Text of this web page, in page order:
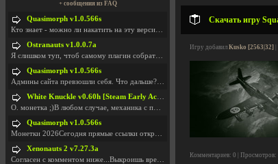
Скачать игру
Игру добавил Kusko [2563|32]
Комментариев: 0 | Просмотров:
+ сообщения из FAQ
Quasimorph v1.0.566s
Кто знает - можно ли накатить на эту версию моды?
Ostranauts v1.0.0.7a
Я слишком туп, чтоб самому плагин собрать. И что-т
Quasimorph v1.0.566s
Админы сайта превзошли себя. Что дальше? Засунь се
White Knuckle v0.60h [Steam Early Access]
О. монетка ;)В любом случае, механика с поиском мо
Quasimorph v1.0.566s
Монетки 2026Сегодня прямые ссылки открываются посл
Xenonauts 2 v7.27.3a
Согласен с комментом ниже...Выкроишь время чтобы з